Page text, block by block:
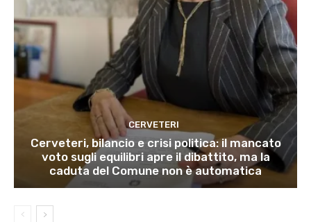
CERVETERI
Cerveteri, bilancio e crisi politica: il mancato
voto sugli equilibri apre il dibattito, ma la
caduta del Comune non è automatica